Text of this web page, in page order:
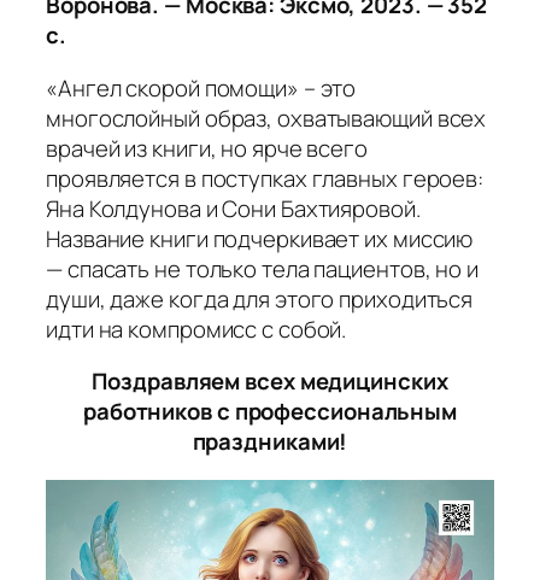
с.
«Ангел скорой помощи» – это
многослойный образ, охватывающий всех
врачей из книги, но ярче всего
проявляется в поступках главных героев:
Яна Колдунова и Сони Бахтияровой.
Название книги подчеркивает их миссию
— спасать не только тела пациентов, но и
души, даже когда для этого приходиться
идти на компромисс с собой.
Поздравляем всех медицинских
работников с профессиональным
праздниками!